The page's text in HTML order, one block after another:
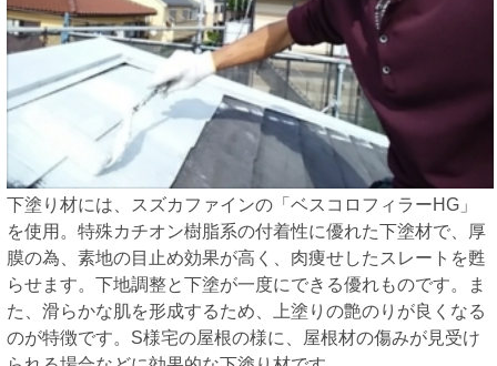
下塗り材には、スズカファインの「ベスコロフィラーHG」
を使用。特殊カチオン樹脂系の付着性に優れた下塗材で、厚
膜の為、素地の目止め効果が高く、肉痩せしたスレートを甦
らせます。下地調整と下塗が一度にできる優れものです。ま
た、滑らかな肌を形成するため、上塗りの艶のりが良くなる
のが特徴です。S様宅の屋根の様に、屋根材の傷みが見受け